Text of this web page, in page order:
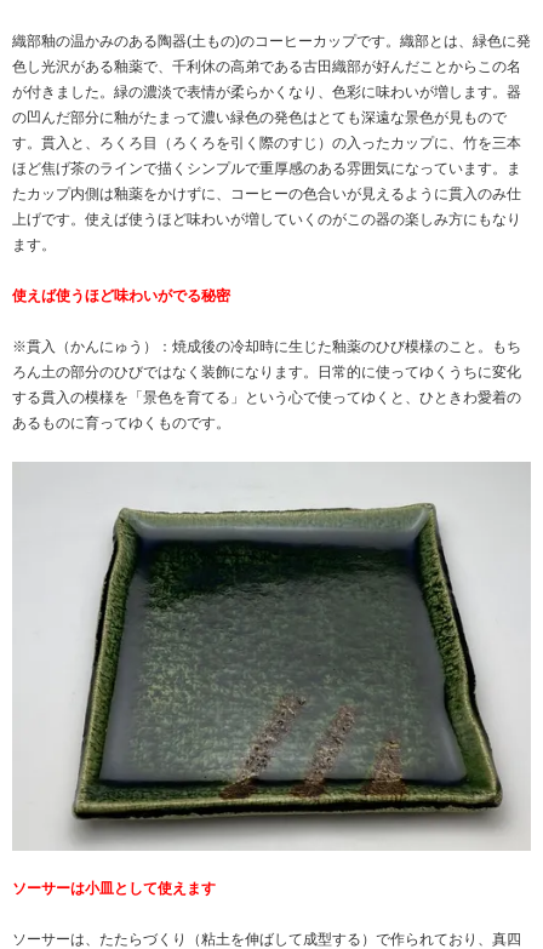
織部釉の温かみのある陶器(土もの)のコーヒーカップです。織部とは、緑色に発
色し光沢がある釉薬で、千利休の高弟である古田織部が好んだことからこの名
が付きました。緑の濃淡で表情が柔らかくなり、色彩に味わいが増します。器
の凹んだ部分に釉がたまって濃い緑色の発色はとても深遠な景色が見もので
す。貫入と、ろくろ目（ろくろを引く際のすじ）の入ったカップに、竹を三本
ほど焦げ茶のラインで描くシンプルで重厚感のある雰囲気になっています。ま
たカップ内側は釉薬をかけずに、コーヒーの色合いが見えるように貫入のみ仕
上げです。使えば使うほど味わいが増していくのがこの器の楽しみ方にもなり
ます。
使えば使うほど味わいがでる秘密
※貫入（かんにゅう）：焼成後の冷却時に生じた釉薬のひび模様のこと。もち
ろん土の部分のひびではなく装飾になります。日常的に使ってゆくうちに変化
する貫入の模様を「景色を育てる」という心で使ってゆくと、ひときわ愛着の
あるものに育ってゆくものです。
ソーサーは小皿として使えます
ソーサーは、たたらづくり（粘土を伸ばして成型する）で作られており、真四